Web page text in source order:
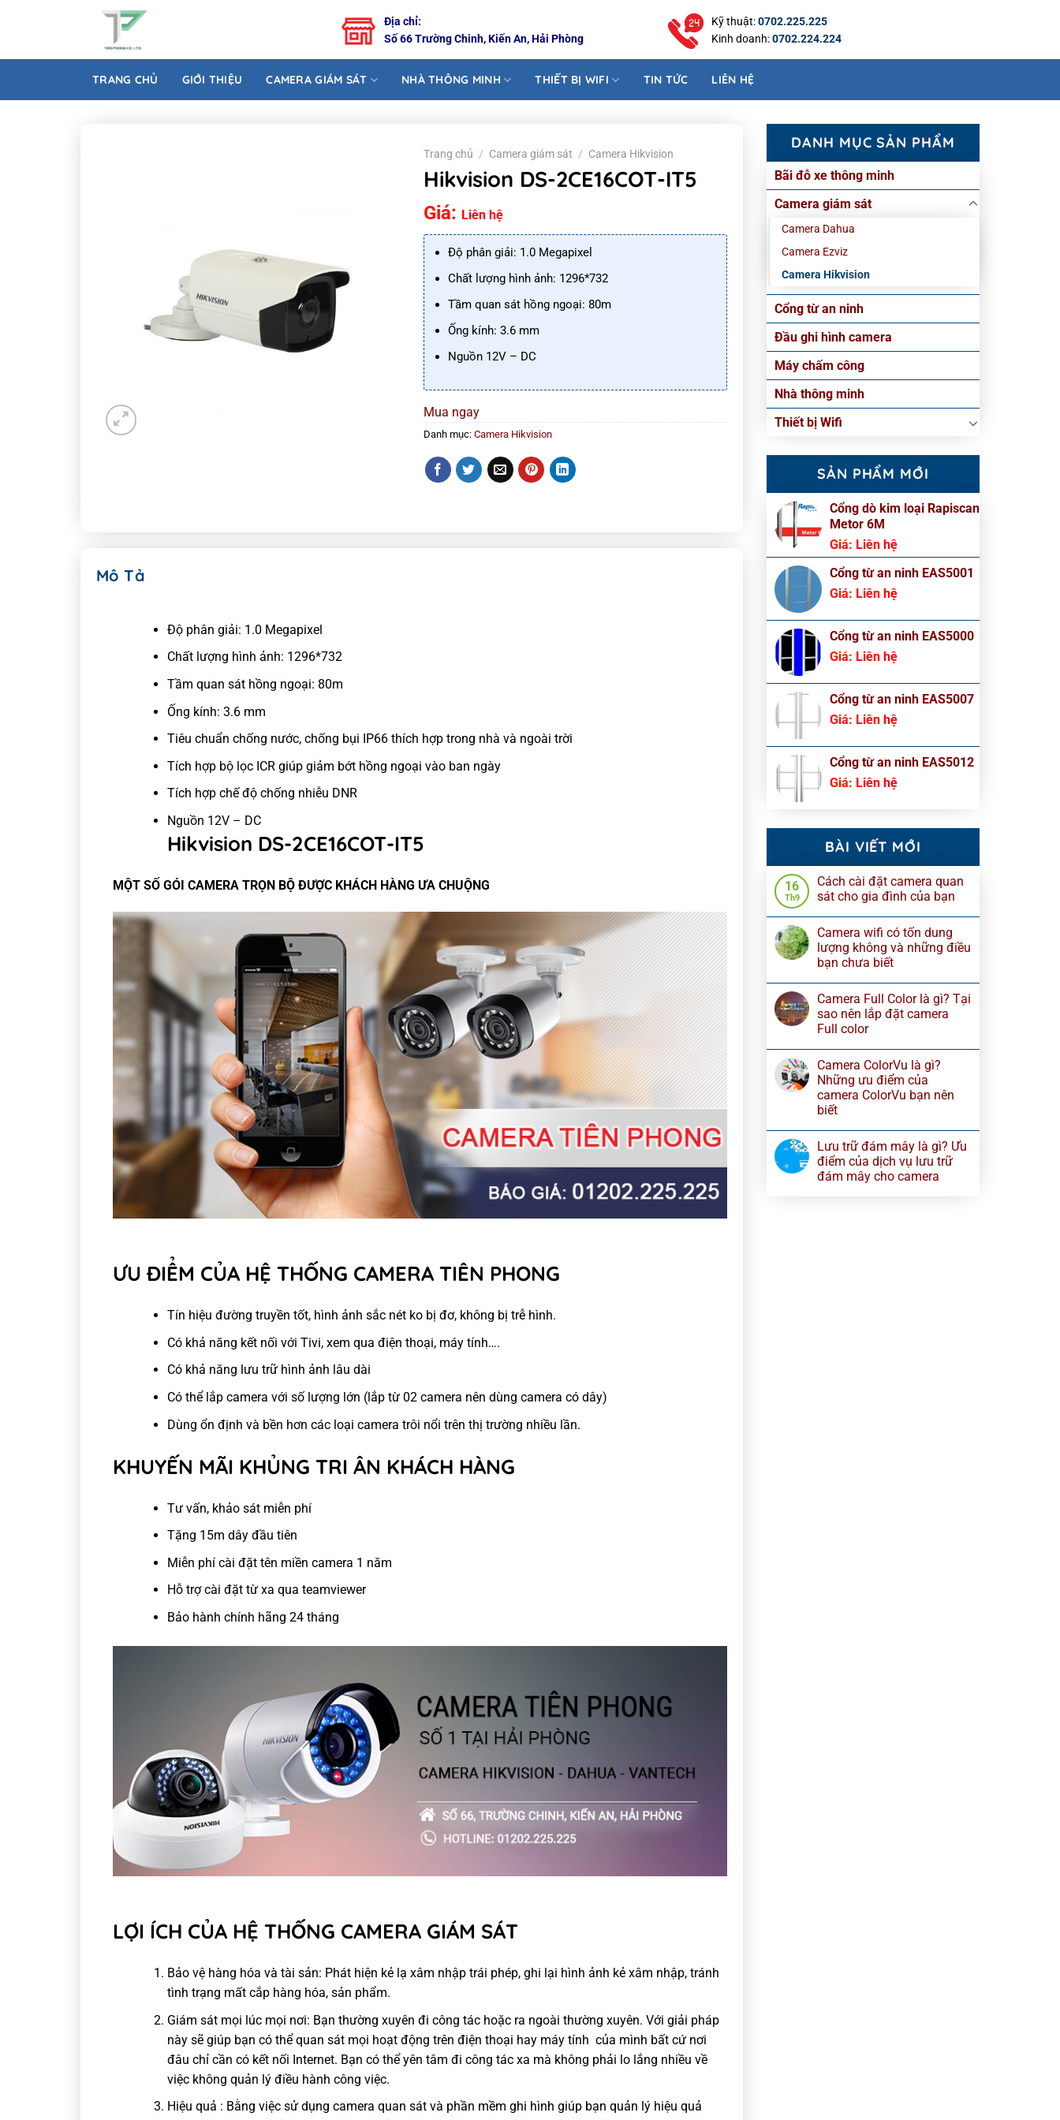
Địa chỉ:
Số 66 Trường Chinh, Kiến An, Hải Phòng
Kỹ thuật:0702.225.225
Kinh doanh:0702.224.224
TRANG CHỦ GIỚI THIỆU CAMERA GIÁM SÁT NHÀ THÔNG MINH THIẾT BỊ WIFI TIN TỨC LIÊN HỆ
DANH MỤC SẢN PHẨM
Bãi đỗ xe thông minh
Camera giám sát
Camera Dahua
Camera Ezviz
Camera Hikvision
Cổng từ an ninh
Đầu ghi hình camera
Máy chấm công
Nhà thông minh
Thiết bị Wifi
SẢN PHẨM MỚI
Cổng dò kim loại Rapiscan
Metor 6M
Giá: Liên hệ
Cổng từ an ninh EAS5001
Giá: Liên hệ
Cổng từ an ninh EAS5000
Giá: Liên hệ
Cổng từ an ninh EAS5007
Giá: Liên hệ
Cổng từ an ninh EAS5012
Giá: Liên hệ
BÀI VIẾT MỚI
16
Th9
Cách cài đặt camera quan
sát cho gia đình của bạn
Camera wifi có tốn dung
lượng không và những điều
bạn chưa biết
Camera Full Color là gì? Tại
sao nên lắp đặt camera
Full color
Camera ColorVu là gì?
Những ưu điểm của
camera ColorVu bạn nên
biết
Lưu trữ đám mây là gì? Ưu
điểm của dịch vụ lưu trữ
đám mây cho camera
Trang chủ / Camera giám sát / Camera Hikvision
Hikvision DS-2CE16COT-IT5
Giá: Liên hệ
Độ phân giải: 1.0 Megapixel
Chất lượng hình ảnh: 1296*732
Tầm quan sát hồng ngoại: 80m
Ống kính: 3.6 mm
Nguồn 12V – DC
Mua ngay
Danh mục: Camera Hikvision
Mô Tả
Độ phân giải: 1.0 Megapixel
Chất lượng hình ảnh: 1296*732
Tầm quan sát hồng ngoại: 80m
Ống kính: 3.6 mm
Tiêu chuẩn chống nước, chống bụi IP66 thích hợp trong nhà và ngoài trời
Tích hợp bộ lọc ICR giúp giảm bớt hồng ngoại vào ban ngày
Tích hợp chế độ chống nhiễu DNR
Nguồn 12V – DC
Hikvision DS-2CE16COT-IT5
MỘT SỐ GÓI CAMERA TRỌN BỘ ĐƯỢC KHÁCH HÀNG ƯA CHUỘNG
ƯU ĐIỂM CỦA HỆ THỐNG CAMERA TIÊN PHONG
Tín hiệu đường truyền tốt, hình ảnh sắc nét ko bị đơ, không bị trễ hình.
Có khả năng kết nối với Tivi, xem qua điện thoại, máy tính….
Có khả năng lưu trữ hình ảnh lâu dài
Có thể lắp camera với số lượng lớn (lắp từ 02 camera nên dùng camera có dây)
Dùng ổn định và bền hơn các loại camera trôi nổi trên thị trường nhiều lần.
KHUYẾN MÃI KHỦNG TRI ÂN KHÁCH HÀNG
Tư vấn, khảo sát miễn phí
Tặng 15m dây đầu tiên
Miễn phí cài đặt tên miền camera 1 năm
Hỗ trợ cài đặt từ xa qua teamviewer
Bảo hành chính hãng 24 tháng
LỢI ÍCH CỦA HỆ THỐNG CAMERA GIÁM SÁT
Bảo vệ hàng hóa và tài sản: Phát hiện kẻ lạ xâm nhập trái phép, ghi lại hình ảnh kẻ xâm nhập, tránh
tình trạng mất cắp hàng hóa, sản phẩm.
Giám sát mọi lúc mọi nơi: Bạn thường xuyên đi công tác hoặc ra ngoài thường xuyên. Với giải pháp
này sẽ giúp bạn có thể quan sát mọi hoạt động trên điện thoại hay máy tính của mình bất cứ nơi
đâu chỉ cần có kết nối Internet. Bạn có thể yên tâm đi công tác xa mà không phải lo lắng nhiều về
việc không quản lý điều hành công việc.
Hiệu quả : Bằng việc sử dụng camera quan sát và phần mềm ghi hình giúp bạn quản lý hiệu quả